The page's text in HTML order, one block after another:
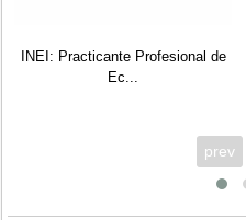
Practicante Profesional de
prev